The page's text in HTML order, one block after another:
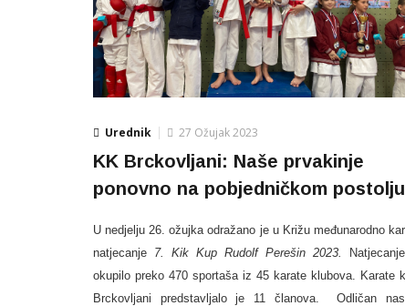
Urednik 27 Ožujak 2023
KK Brckovljani: Naše prvakinje
ponovno na pobjedničkom postolju
U nedjelju 26. ožujka odražano je u Križu međunarodno
natjecanje 7. Kik Kup Rudolf Perešin 2023.
okupilo preko 470 sportaša iz 45 karate klubova. Karate
Brckovljani predstavljalo je 11 članova.Odličan